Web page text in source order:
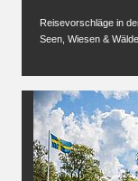
Reisevorschläge in
Seen, Wiesen &